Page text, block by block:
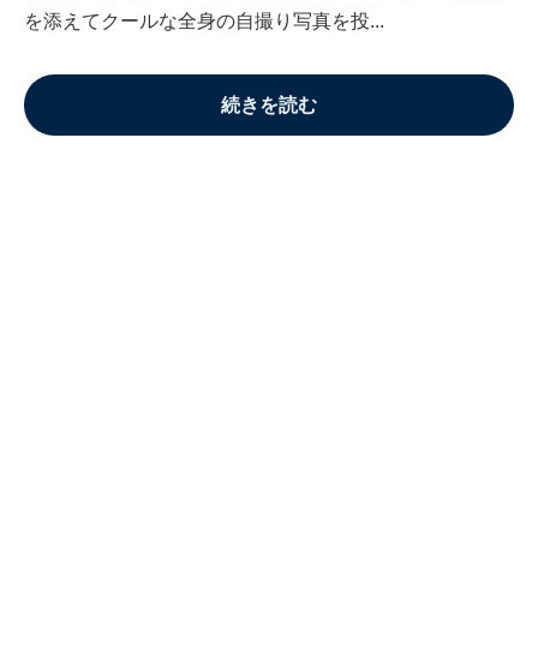
を添えてクールな全身の自撮り写真を投...
続きを読む